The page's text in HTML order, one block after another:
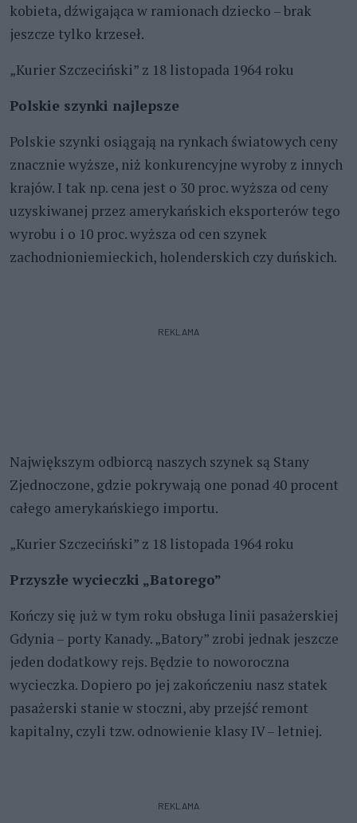
kobieta, dźwigająca w ramionach dziecko – brak
jeszcze tylko krzeseł.
„Kurier Szczeciński” z 18 listopada 1964 roku
Polskie szynki najlepsze
Polskie szynki osiągają na rynkach światowych ceny
znacznie wyższe, niż konkurencyjne wyroby z innych
krajów. I tak np. cena jest o 30 proc. wyższa od ceny
uzyskiwanej przez amerykańskich eksporterów tego
wyrobu i o 10 proc. wyższa od cen szynek
zachodnioniemieckich, holenderskich czy duńskich.
REKLAMA
Największym odbiorcą naszych szynek są Stany
Zjednoczone, gdzie pokrywają one ponad 40 procent
całego amerykańskiego importu.
„Kurier Szczeciński” z 18 listopada 1964 roku
Przyszłe wycieczki „Batorego”
Kończy się już w tym roku obsługa linii pasażerskiej
Gdynia – porty Kanady. „Batory” zrobi jednak jeszcze
jeden dodatkowy rejs. Będzie to noworoczna
wycieczka. Dopiero po jej zakończeniu nasz statek
pasażerski stanie w stoczni, aby przejść remont
kapitalny, czyli tzw. odnowienie klasy IV – letniej.
REKLAMA